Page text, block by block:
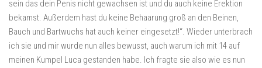
sein das dein Penis nicht gewachsen ist und du auch keine Erektion
bekamst. Außerdem hast du keine Behaarung groß an den Beinen,
Bauch und Bartwuchs hat auch keiner eingesetzt!“. Wieder unterbrach
ich sie und mir wurde nun alles bewusst, auch warum ich mit 14 auf
meinen Kumpel Luca gestanden habe. Ich fragte sie also wie es nun